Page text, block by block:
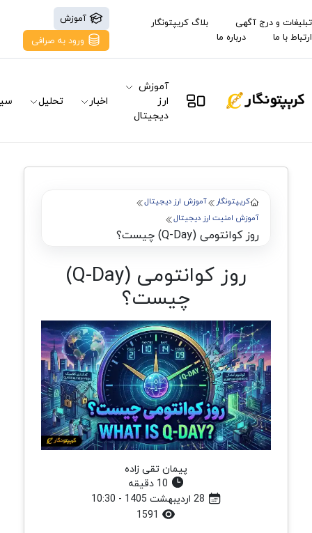
تبلیغات و درج آگهی
بلاگ کریپتونگار
ارتباط با ما
درباره ما
آموزش
ورود به صرافی
آموزش
ارز
دیجیتال
اخبار تحلیل
کریپتونگار
آموزش ارز دیجیتال
آموزش امنیت ارز دیجیتال
روز کوانتومی (Q-Day) چیست؟
روز کوانتومی (Q-Day)
چیست؟
پیمان تقی زاده